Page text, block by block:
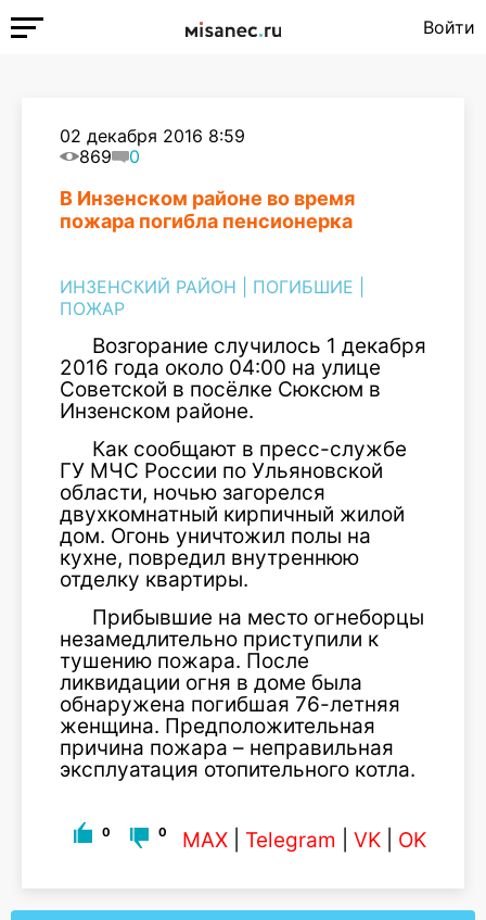
Войти
02 декабря 2016 8:59
869
0
В Инзенском районе во время
пожара погибла пенсионерка
ИНЗЕНСКИЙ РАЙОН ПОГИБШИЕ
ПОЖАР
Возгорание случилось 1 декабря
2016 года около 04:00 на улице
Советской в посёлке Сюксюм в
Инзенском районе.
Как сообщают в пресс-службе
ГУ МЧС России по Ульяновской
области, ночью загорелся
двухкомнатный кирпичный жилой
дом. Огонь уничтожил полы на
кухне, повредил внутреннюю
отделку квартиры.
Прибывшие на место огнеборцы
незамедлительно приступили к
тушению пожара. После
ликвидации огня в доме была
обнаружена погибшая 76-летняя
женщина. Предположительная
причина пожара – неправильная
эксплуатация отопительного котла.
0 0 MAX Telegram VK OK